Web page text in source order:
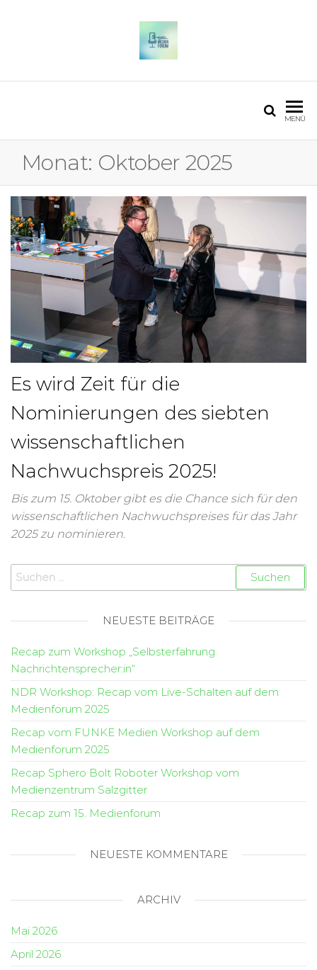
MENÜ
Monat: Oktober 2025
Es wird Zeit für die
Nominierungen des siebten
wissenschaftlichen
Nachwuchspreis 2025!
Bis zum 15. Oktober gibt es die Chance sich für den
wissenschaftlichen Nachwuchspreises für das Jahr
2025 zu nominieren.
NEUESTE BEITRÄGE
Recap zum Workshop „Selbsterfahrung
Nachrichtensprecher:in“
NDR Workshop: Recap vom Live-Schalten auf dem
Medienforum 2025
Recap vom FUNKE Medien Workshop auf dem
Medienforum 2025
Recap Sphero Bolt Roboter Workshop vom
Medienzentrum Salzgitter
Recap zum 15. Medienforum
NEUESTE KOMMENTARE
ARCHIV
Mai 2026
April 2026